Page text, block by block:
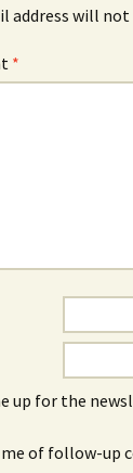
address will
*
up for the
of follow-up